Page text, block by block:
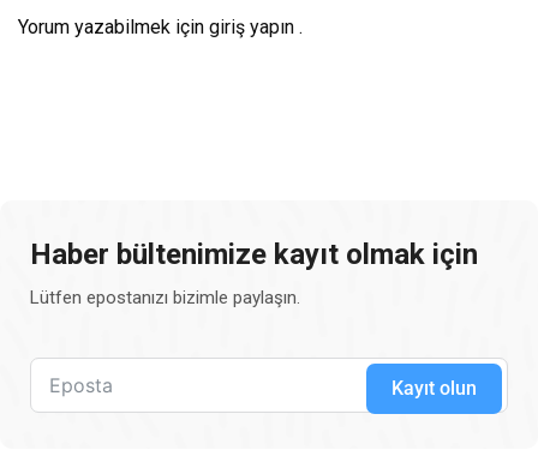
Yorum yazabilmek için giriş yapın .
Haber bültenimize kayıt olmak için
Lütfen epostanızı bizimle paylaşın.
Kayıt olun